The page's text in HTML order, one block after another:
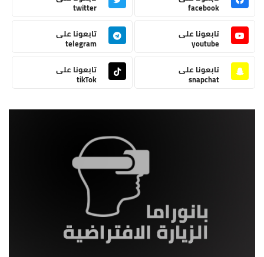
facebook
twitter
تابعونا على
youtube
تابعونا على
telegram
تابعونا على
snapchat
تابعونا على
tikTok